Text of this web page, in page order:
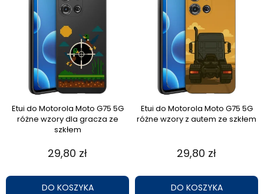
Etui do Motorola Moto G75 5G
różne wzory dla gracza ze
szkłem
29,80 zł
DO KOSZYKA
Etui do Motorola Moto G75 5G
różne wzory z autem ze szkłem
29,80 zł
DO KOSZYKA